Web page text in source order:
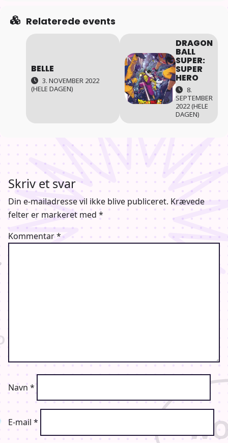
Relaterede events
BELLE
3. NOVEMBER 2022
(HELE DAGEN)
DRAGON
BALL
SUPER:
SUPER
HERO
8.
SEPTEMBER
2022 (HELE
DAGEN)
Skriv et svar
Din e-mailadresse vil ikke blive publiceret. Krævede
felter er markeret med *
Kommentar*
Navn *
E-mail *